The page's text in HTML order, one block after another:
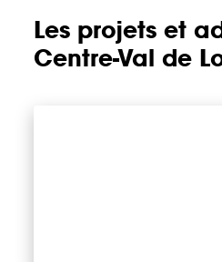
Les projets et
Centre-Val de